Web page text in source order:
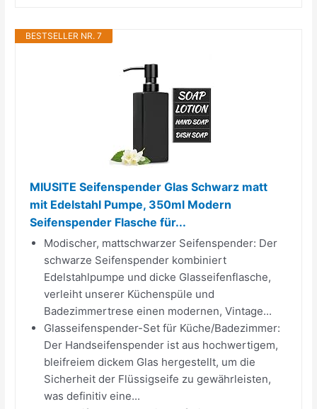
BESTSELLER NR. 7
MIUSITE Seifenspender Glas Schwarz matt
mit Edelstahl Pumpe, 350ml Modern
Seifenspender Flasche für...
Modischer, mattschwarzer Seifenspender: Der
schwarze Seifenspender kombiniert
Edelstahlpumpe und dicke Glasseifenflasche,
verleiht unserer Küchenspüle und
Badezimmertrese einen modernen, Vintage...
Glasseifenspender-Set für Küche/Badezimmer:
Der Handseifenspender ist aus hochwertigem,
bleifreiem dickem Glas hergestellt, um die
Sicherheit der Flüssigseife zu gewährleisten,
was definitiv eine...